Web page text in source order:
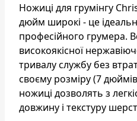
Ножиці для грумінгу
дюйм широкі - це
професійного грумера.
високоякісної
тривалу службу без
своєму розміру (7
ножиці дозволять з
довжину і текстуру